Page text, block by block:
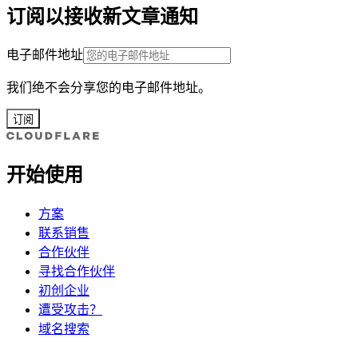
订阅以接收新文章通知
电子邮件地址
我们绝不会分享您的电子邮件地址。
订阅
开始使用
方案
联系销售
合作伙伴
寻找合作伙伴
初创企业
遭受攻击？
域名搜索